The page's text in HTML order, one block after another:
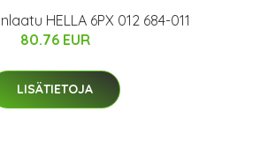
HELLA 6PX 012 684-011
80.76 EUR
LISÄTIETOJA